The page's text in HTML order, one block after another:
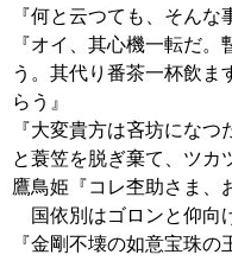
『何と云つても、そん
『オイ、其心機一転だ
う。其代り番茶一杯飲
らう』
『大変貴方は吝坊にな
と蓑笠を脱ぎ棄て、ツカ
鷹鳥姫『コレ杢助さま、
国依別はゴロンと仰向
『金剛不壊の如意宝珠